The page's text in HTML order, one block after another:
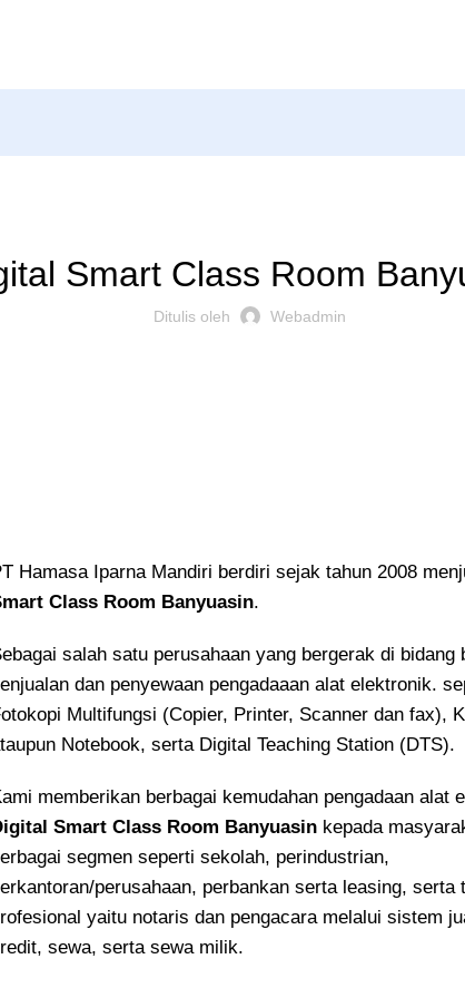
Smart Class Room
Ditulis oleh Webadmin
Hamasa Iparna Mandiri berdiri sejak tahun 2008
Class Room Banyuasin.
salah satu perusahaan yang bergerak di bidang
dan penyewaan pengadaaan alat elektronik.
Multifungsi (Copier, Printer, Scanner dan fax),
Notebook, serta Digital Teaching Station (DTS).
memberikan berbagai kemudahan pengadaan alat
Smart Class Room Banyuasinkepada
segmen seperti sekolah, perindustrian,
perusahaan, perbankan serta leasing, serta
yaitu notaris dan pengacara melalui sistem
sewa, serta sewa milik.